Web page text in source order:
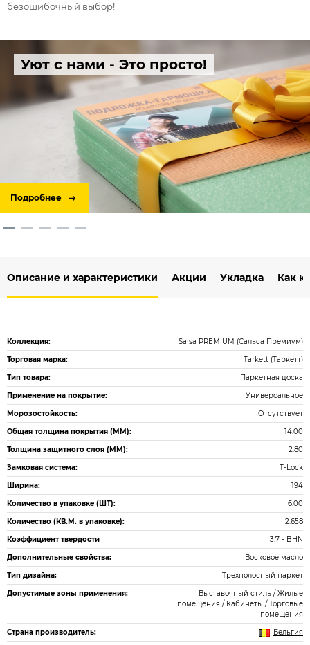
безошибочный выбор!
Уют с нами - Это просто!
Подробнее
Описание и характеристики Акции Укладка Как
Коллекция:
Salsa PREMIUM (Сальса Премиум)
Торговая марка:
Tarkett (Таркетт)
Тип товара:
Паркетная доска
Применение на покрытие:
Универсальное
Морозостойкость:
Отсутствует
Общая толщина покрытия (ММ):
14.00
Толщина защитного слоя (ММ):
2.80
Замковая система:
T-Lock
Ширина:
194
Количество в упаковке (ШТ):
6.00
Количество (КВ.М. в упаковке):
2.658
Коэффициент твердости
3.7 - BHN
Дополнительные свойства:
Восковое масло
Тип дизайна:
Трехполосный паркет
Допустимые зоны применения:
Выставочный стиль / Жилые
помещения / Кабинеты / Торговые
помещения
Страна производитель:
Бельгия